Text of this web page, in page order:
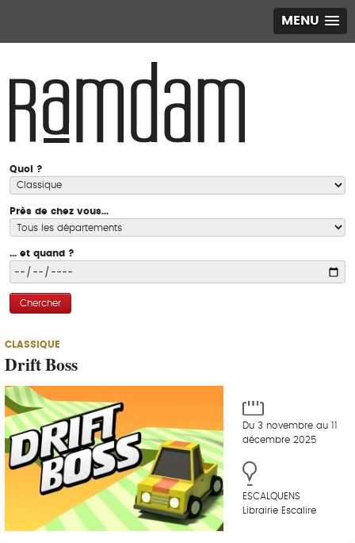
MENU
Quoi ?
Près de chez vous...
... et quand ?
Chercher
CLASSIQUE
Drift Boss
Du 3 novembre au 11
décembre 2025
ESCALQUENS
Librairie Escalire